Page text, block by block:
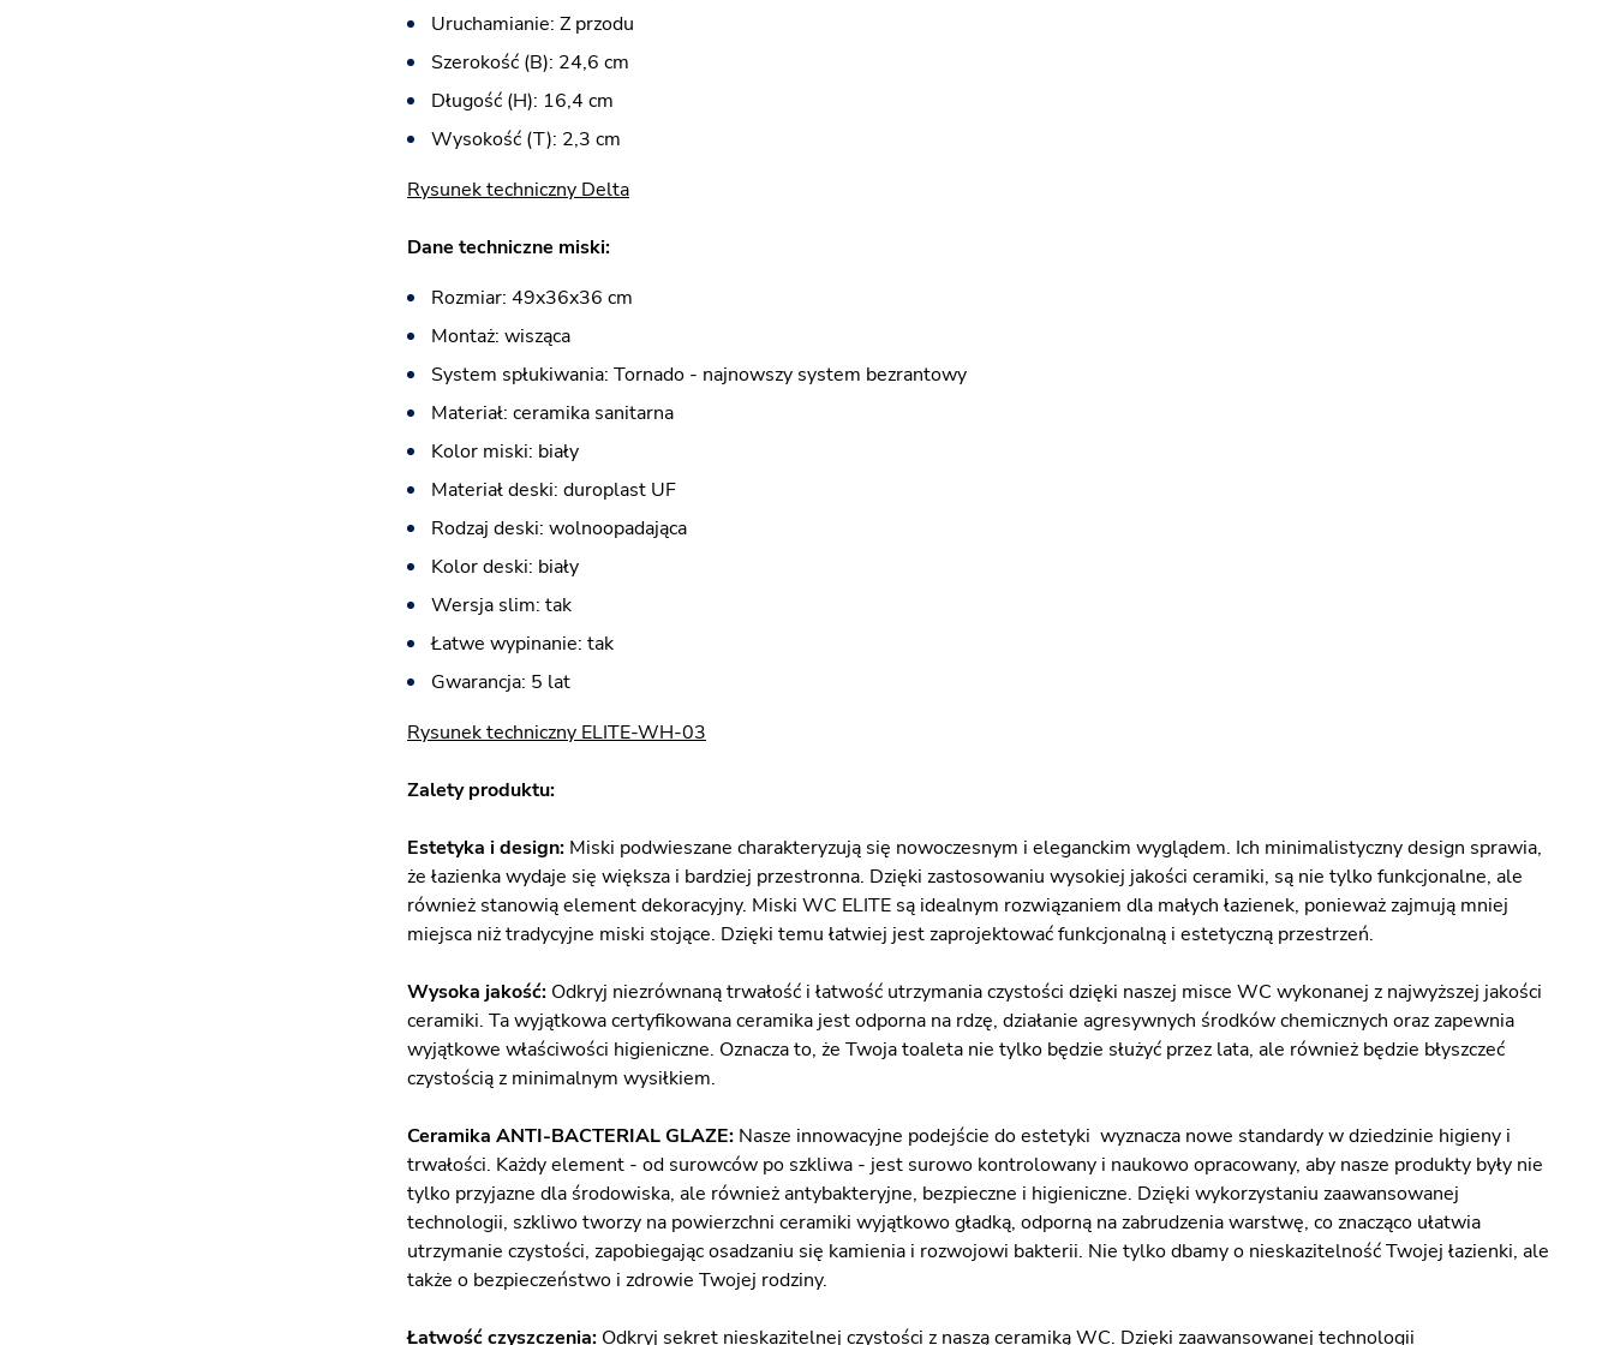
Uruchamianie: Z przodu
Szerokość (B): 24,6 cm
Długość (H): 16,4 cm
Wysokość (T): 2,3 cm
Rysunek techniczny Delta
Dane techniczne miski:
Rozmiar: 49x36x36 cm
Montaż: wisząca
System spłukiwania: Tornado - najnowszy system bezrantowy
Materiał: ceramika sanitarna
Kolor miski: biały
Materiał deski: duroplast UF
Rodzaj deski: wolnoopadająca
Kolor deski: biały
Wersja slim: tak
Łatwe wypinanie: tak
Gwarancja: 5 lat
Rysunek techniczny ELITE-WH-03
Zalety produktu:
Estetyka i design: Miski podwieszane charakteryzują się nowoczesnym i eleganckim wyglądem. Ich minimalistyczny design sprawia,
że łazienka wydaje się większa i bardziej przestronna. Dzięki zastosowaniu wysokiej jakości ceramiki, są nie tylko funkcjonalne, ale
również stanowią element dekoracyjny. Miski WC ELITE są idealnym rozwiązaniem dla małych łazienek, ponieważ zajmują mniej
miejsca niż tradycyjne miski stojące. Dzięki temu łatwiej jest zaprojektować funkcjonalną i estetyczną przestrzeń.
Wysoka jakość: Odkryj niezrównaną trwałość i łatwość utrzymania czystości dzięki naszej misce WC wykonanej z najwyższej jakości
ceramiki. Ta wyjątkowa certyfikowana ceramika jest odporna na rdzę, działanie agresywnych środków chemicznych oraz zapewnia
wyjątkowe właściwości higieniczne. Oznacza to, że Twoja toaleta nie tylko będzie służyć przez lata, ale również będzie błyszczeć
czystością z minimalnym wysiłkiem.
Ceramika ANTI-BACTERIAL GLAZE: Nasze innowacyjne podejście do estetyki wyznacza nowe standardy w dziedzinie higieny i
trwałości. Każdy element - od surowców po szkliwa - jest surowo kontrolowany i naukowo opracowany, aby nasze produkty były nie
tylko przyjazne dla środowiska, ale również antybakteryjne, bezpieczne i higieniczne. Dzięki wykorzystaniu zaawansowanej
technologii, szkliwo tworzy na powierzchni ceramiki wyjątkowo gładką, odporną na zabrudzenia warstwę, co znacząco ułatwia
utrzymanie czystości, zapobiegając osadzaniu się kamienia i rozwojowi bakterii. Nie tylko dbamy o nieskazitelność Twojej łazienki, ale
także o bezpieczeństwo i zdrowie Twojej rodziny.
Łatwość czyszczenia: Odkryj sekret nieskazitelnej czystości z naszą ceramiką WC. Dzięki zaawansowanej technologii